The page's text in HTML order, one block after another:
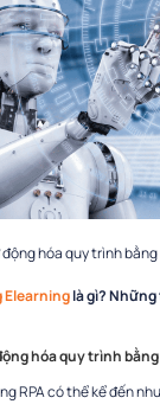
hóa quy trình
Elearninglà gì?
hóa quy trình bằng
RPA có thể kể đến